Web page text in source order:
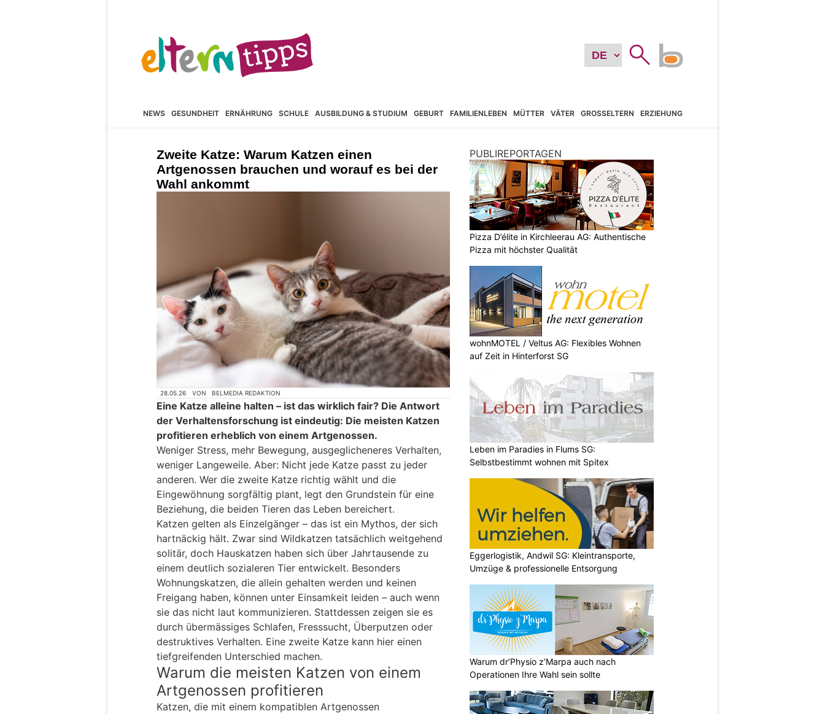
NEWS GESUNDHEIT ERNÄHRUNG SCHULE AUSBILDUNG & STUDIUM GEBURT FAMILIENLEBEN MÜTTER VÄTER GROSSELTERN ERZIEHUNG
Zweite Katze: Warum Katzen einen
Artgenossen brauchen und worauf es bei der
Wahl ankommt
28.05.26 VON BELMEDIA REDAKTION
Eine Katze alleine halten – ist das wirklich fair? Die Antwort
der Verhaltensforschung ist eindeutig: Die meisten Katzen
profitieren erheblich von einem Artgenossen.
Weniger Stress, mehr Bewegung, ausgeglicheneres Verhalten,
weniger Langeweile. Aber: Nicht jede Katze passt zu jeder
anderen. Wer die zweite Katze richtig wählt und die
Eingewöhnung sorgfältig plant, legt den Grundstein für eine
Beziehung, die beiden Tieren das Leben bereichert.
Katzen gelten als Einzelgänger – das ist ein Mythos, der sich
hartnäckig hält. Zwar sind Wildkatzen tatsächlich weitgehend
solitär, doch Hauskatzen haben sich über Jahrtausende zu
einem deutlich sozialeren Tier entwickelt. Besonders
Wohnungskatzen, die allein gehalten werden und keinen
Freigang haben, können unter Einsamkeit leiden – auch wenn
sie das nicht laut kommunizieren. Stattdessen zeigen sie es
durch übermässiges Schlafen, Fresssucht, Überputzen oder
destruktives Verhalten. Eine zweite Katze kann hier einen
tiefgreifenden Unterschied machen.
Warum die meisten Katzen von einem
Artgenossen profitieren
Katzen, die mit einem kompatiblen Artgenossen
PUBLIREPORTAGEN
Pizza D’élite in Kirchleerau AG: Authentische
Pizza mit höchster Qualität
wohnMOTEL / Veltus AG: Flexibles Wohnen
auf Zeit in Hinterforst SG
Leben im Paradies in Flums SG:
Selbstbestimmt wohnen mit Spitex
Eggerlogistik, Andwil SG: Kleintransporte,
Umzüge & professionelle Entsorgung
Warum dr’Physio z’Marpa auch nach
Operationen Ihre Wahl sein sollte